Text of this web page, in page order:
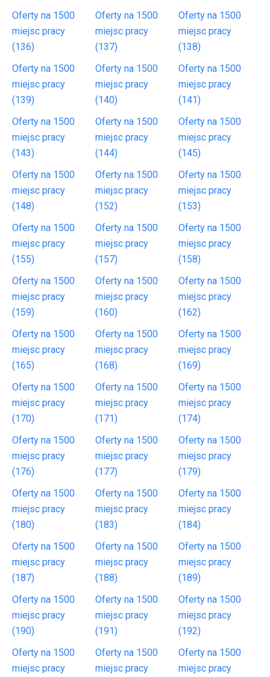
Oferty na 1500
miejsc pracy
(136)
Oferty na 1500
miejsc pracy
(137)
Oferty na 1500
miejsc pracy
(138)
Oferty na 1500
miejsc pracy
(139)
Oferty na 1500
miejsc pracy
(140)
Oferty na 1500
miejsc pracy
(141)
Oferty na 1500
miejsc pracy
(143)
Oferty na 1500
miejsc pracy
(144)
Oferty na 1500
miejsc pracy
(145)
Oferty na 1500
miejsc pracy
(148)
Oferty na 1500
miejsc pracy
(152)
Oferty na 1500
miejsc pracy
(153)
Oferty na 1500
miejsc pracy
(155)
Oferty na 1500
miejsc pracy
(157)
Oferty na 1500
miejsc pracy
(158)
Oferty na 1500
miejsc pracy
(159)
Oferty na 1500
miejsc pracy
(160)
Oferty na 1500
miejsc pracy
(162)
Oferty na 1500
miejsc pracy
(165)
Oferty na 1500
miejsc pracy
(168)
Oferty na 1500
miejsc pracy
(169)
Oferty na 1500
miejsc pracy
(170)
Oferty na 1500
miejsc pracy
(171)
Oferty na 1500
miejsc pracy
(174)
Oferty na 1500
miejsc pracy
(176)
Oferty na 1500
miejsc pracy
(177)
Oferty na 1500
miejsc pracy
(179)
Oferty na 1500
miejsc pracy
(180)
Oferty na 1500
miejsc pracy
(183)
Oferty na 1500
miejsc pracy
(184)
Oferty na 1500
miejsc pracy
(187)
Oferty na 1500
miejsc pracy
(188)
Oferty na 1500
miejsc pracy
(189)
Oferty na 1500
miejsc pracy
(190)
Oferty na 1500
miejsc pracy
(191)
Oferty na 1500
miejsc pracy
(192)
Oferty na 1500
miejsc pracy
Oferty na 1500
miejsc pracy
Oferty na 1500
miejsc pracy